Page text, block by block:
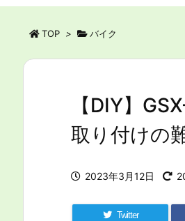
TOP > バイク
【DIY】
取り付けの
2023年3月12日
Twitter